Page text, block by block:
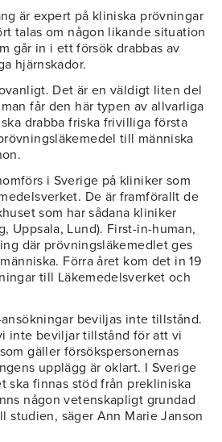
är expert på kliniska prövningar
talas om någon likande situation
går in i ett försök drabbas av
hjärnskador.
Det är en väldigt liten del
får den här typen av allvarliga
drabba friska frivilliga första
till människa
i Sverige på kliniker som
De är framförallt de
som har sådana kliniker
Uppsala, Lund). First-in-human,
där prövningsläkemedlet ges
Förra året kom det in 19
till Läkemedelsverket och
beviljas inte tillstånd.
inte beviljar tillstånd för att vi
gäller försökspersonernas
upplägg är oklart. I Sverige
ska finnas stöd från prekliniska
någon vetenskapligt grundad
studien, säger Ann Marie Janson